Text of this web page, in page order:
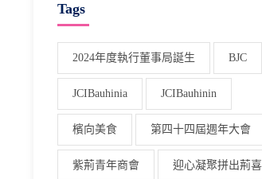
Tags
2024年度執行董事局誕生 BJC
JCIBauhinia JCIBauhinin
檳向美食 第四十四屆週年大會
紫荊青年商會 迎心凝聚拼出荊喜